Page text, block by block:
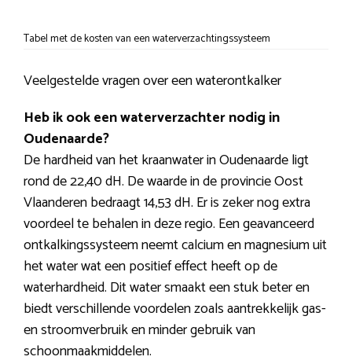
Tabel met de kosten van een waterverzachtingssysteem
Veelgestelde vragen over een waterontkalker
Heb ik ook een waterverzachter nodig in
Oudenaarde?
De hardheid van het kraanwater in Oudenaarde ligt
rond de 22,40 dH. De waarde in de provincie Oost
Vlaanderen bedraagt 14,53 dH. Er is zeker nog extra
voordeel te behalen in deze regio. Een geavanceerd
ontkalkingssysteem neemt calcium en magnesium uit
het water wat een positief effect heeft op de
waterhardheid. Dit water smaakt een stuk beter en
biedt verschillende voordelen zoals aantrekkelijk gas-
en stroomverbruik en minder gebruik van
schoonmaakmiddelen.